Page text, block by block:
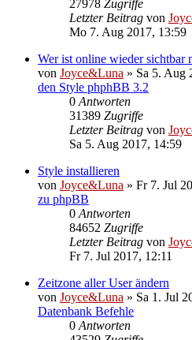
27978 Zugriffe
Letzter Beitrag von
Mo 7. Aug 2017, 13:59
Wer ist online wieder sichtbar
von Joyce&Luna » Sa 5. Aug
den Style phphBB 3.2
0 Antworten
31389 Zugriffe
Letzter Beitrag von
Sa 5. Aug 2017, 14:59
Style installieren
von Joyce&Luna » Fr 7. Jul
zu phpBB
0 Antworten
84652 Zugriffe
Letzter Beitrag von
Fr 7. Jul 2017, 12:11
Zeitzone aller User ändern
von Joyce&Luna » Sa 1. Jul
Datenbank Befehle
0 Antworten